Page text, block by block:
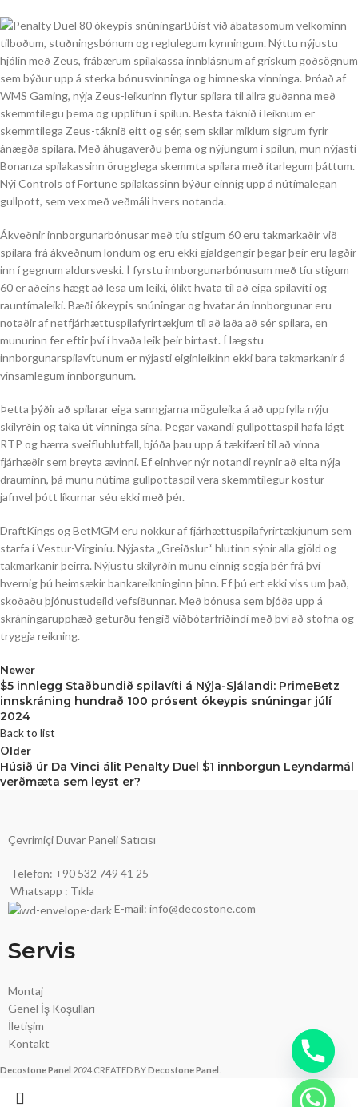
Búist við ábatasömum velkominn
tilboðum, stuðningsbónum og reglulegum kynningum. Nýttu nýjustu
hjólin með Zeus, frábærum spilakassa innblásnum af grískum goðsögnum
sem býður upp á sterka bónusvinninga og himneska vinninga. Þróað af
WMS Gaming, nýja Zeus-leikurinn flytur spilara til allra guðanna með
skemmtilegu þema og upplifun í spilun. Besta táknið í leiknum er
skemmtilega Zeus-táknið eitt og sér, sem skilar miklum sigrum fyrir
ánægða spilara. Með áhugaverðu þema og nýjungum í spilun, mun nýjasti
Bonanza spilakassinn örugglega skemmta spilara með ítarlegum þáttum.
Nýi Controls of Fortune spilakassinn býður einnig upp á nútímalegan
gullpott, sem vex með veðmáli hvers notanda.
Ákveðnir innborgunarbónusar með tíu stigum 60 eru takmarkaðir við
spilara frá ákveðnum löndum og eru ekki gjaldgengir þegar þeir eru lagðir
inn í gegnum aldursveski. Í fyrstu innborgunarbónusum með tíu stigum
60 er aðeins hægt að lesa um leiki, ólíkt hvata til að eiga spilavíti og
rauntímaleiki. Bæði ókeypis snúningar og hvatar án innborgunar eru
notaðir af netfjárhættuspilafyrirtækjum til að laða að sér spilara, en
munurinn fer eftir því í hvaða leik þeir birtast. Í lægstu
innborgunarspilavítunum er nýjasti eiginleikinn ekki bara takmarkanir á
vinsamlegum innborgunum.
Þetta þýðir að spilarar eiga sanngjarna möguleika á að uppfylla nýju
skilyrðin og taka út vinninga sína. Þegar vaxandi gullpottaspil hafa lágt
RTP og hærra sveifluhlutfall, bjóða þau upp á tækifæri til að vinna
fjárhæðir sem breyta ævinni. Ef einhver nýr notandi reynir að elta nýja
drauminn, þá munu nútíma gullpottaspil vera skemmtilegur kostur
jafnvel þótt líkurnar séu ekki með þér.
DraftKings og BetMGM eru nokkur af fjárhættuspilafyrirtækjunum sem
starfa í Vestur-Virginíu. Nýjasta „Greiðslur“ hlutinn sýnir alla gjöld og
takmarkanir þeirra. Nýjustu skilyrðin munu einnig segja þér frá því
hvernig þú heimsækir bankareikninginn þinn. Ef þú ert ekki viss um það,
skoðaðu þjónustudeild vefsíðunnar. Með bónusa sem bjóða upp á
skráningarupphæð geturðu fengið viðbótarfríðindi með því að stofna og
tryggja reikning.
Newer
$5 innlegg Staðbundið spilavíti á Nýja-Sjálandi: PrimeBetz
innskráning hundrað 100 prósent ókeypis snúningar júlí
2024
Back to list
Older
Húsið úr Da Vinci álit Penalty Duel $1 innborgun Leyndarmál
verðmæta sem leyst er?
Çevrimiçi Duvar Paneli Satıcısı
Telefon: +90 532 749 41 25
Whatsapp : Tıkla
E-mail: info@decostone.com
Servis
Montaj
Genel İş Koşulları
İletişim
Kontakt
Decostone Panel 2024 CREATED BYDecostone Panel